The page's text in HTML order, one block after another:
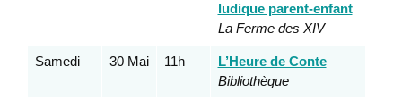
ludique parent-enfant
La Ferme des XIV
Samedi 30 Mai 11h
L’Heure de Conte
Bibliothèque